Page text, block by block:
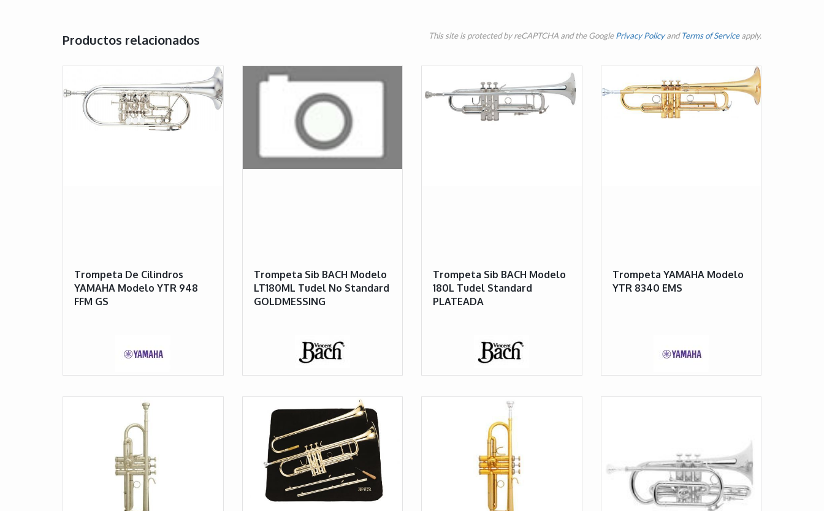
This site is protected by reCAPTCHA and the GooglePrivacy PolicyandTerms of Serviceapply.
Productos relacionados
Trompeta De Cilindros
YAMAHA Modelo YTR 948
FFM GS
Trompeta Sib BACH Modelo
LT180ML Tudel No Standard
GOLDMESSING
Trompeta Sib BACH Modelo
180L Tudel Standard
PLATEADA
Trompeta YAMAHA Modelo
YTR 8340 EMS